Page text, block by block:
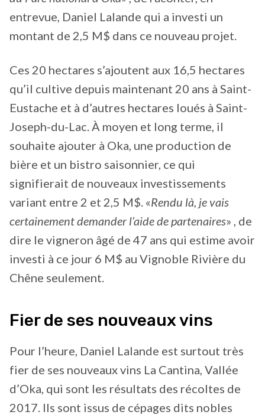
entrevue, Daniel Lalande qui a investi un
montant de 2,5 M$ dans ce nouveau projet.
Ces 20 hectares s’ajoutent aux 16,5 hectares
qu’il cultive depuis maintenant 20 ans à Saint-
Eustache et à d’autres hectares loués à Saint-
Joseph-du-Lac. À moyen et long terme, il
souhaite ajouter à Oka, une production de
bière et un bistro saisonnier, ce qui
signifierait de nouveaux investissements
variant entre 2 et 2,5 M$. «Rendu là, je vais
certainement demander l’aide de partenaires» , de
dire le vigneron âgé de 47 ans qui estime avoir
investi à ce jour 6 M$ au Vignoble Rivière du
Chêne seulement.
Fier de ses nouveaux vins
Pour l’heure, Daniel Lalande est surtout très
fier de ses nouveaux vins La Cantina, Vallée
d’Oka, qui sont les résultats des récoltes de
2017. Ils sont issus de cépages dits nobles